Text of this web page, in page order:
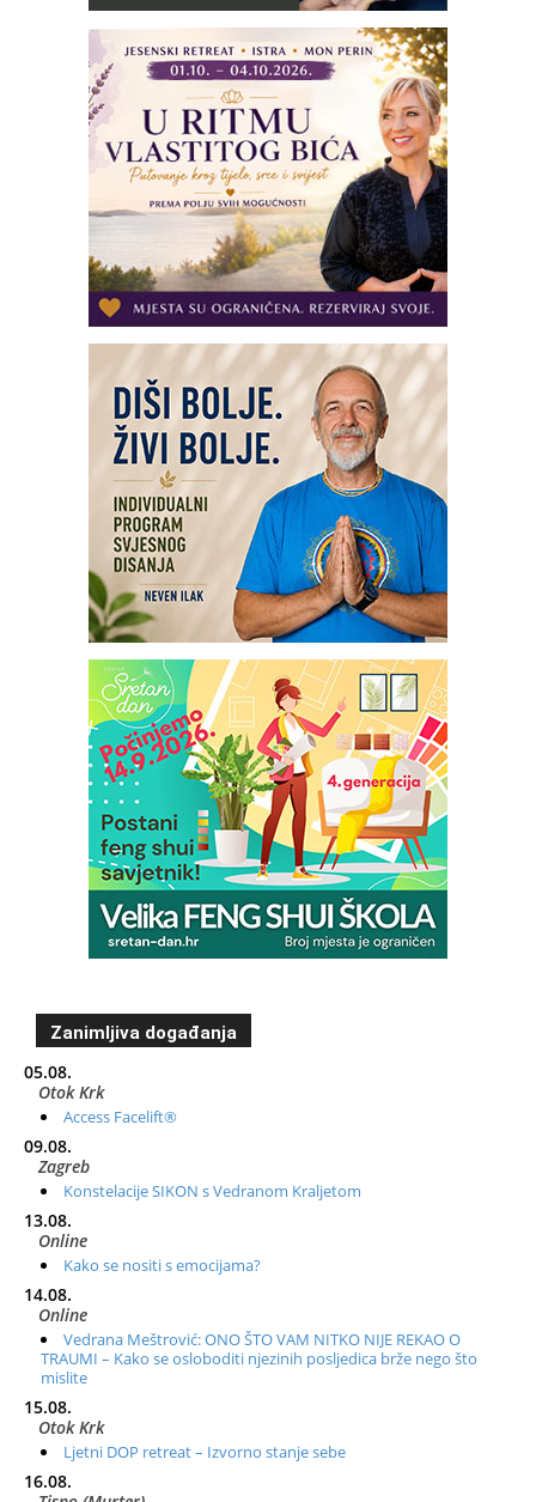
Zanimljiva događanja
05.08.
Otok Krk
Access Facelift®
09.08.
Zagreb
Konstelacije SIKON s Vedranom Kraljetom
13.08.
Online
Kako se nositi s emocijama?
14.08.
Online
Vedrana Meštrović: ONO ŠTO VAM NITKO NIJE REKAO O
TRAUMI – Kako se osloboditi njezinih posljedica brže nego što
mislite
15.08.
Otok Krk
Ljetni DOP retreat – Izvorno stanje sebe
16.08.